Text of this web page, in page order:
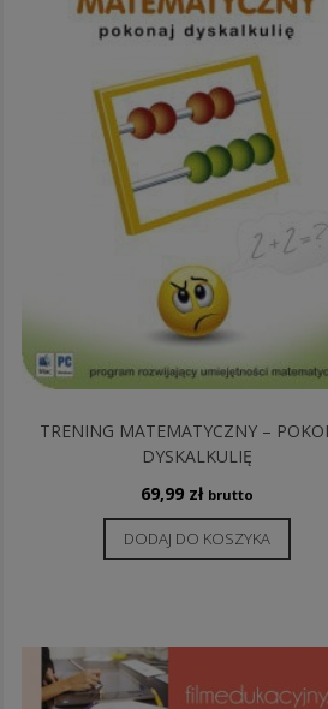
TRENING MATEMATYCZNY –
DYSKALKULIĘ
69,99 zł brutto
DODAJ DO KOSZYKA